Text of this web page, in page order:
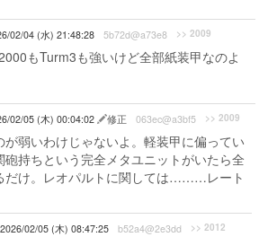
02/04 (水) 21:48:28 5b72d@a73e8 >> 2009
もTurm3も強いけど全部紙装甲なのよ
02/05 (木) 00:04:02 修正 063ec@a3bf5 >> 2009
が弱いわけじゃないよ。軽装甲に偏ってい
砲持ちという完全メタユニットがいたら全
だけ。レオパルトに関しては………レート
2026/02/05 (木) 08:47:25 b52a4@2e3dd >> 2012